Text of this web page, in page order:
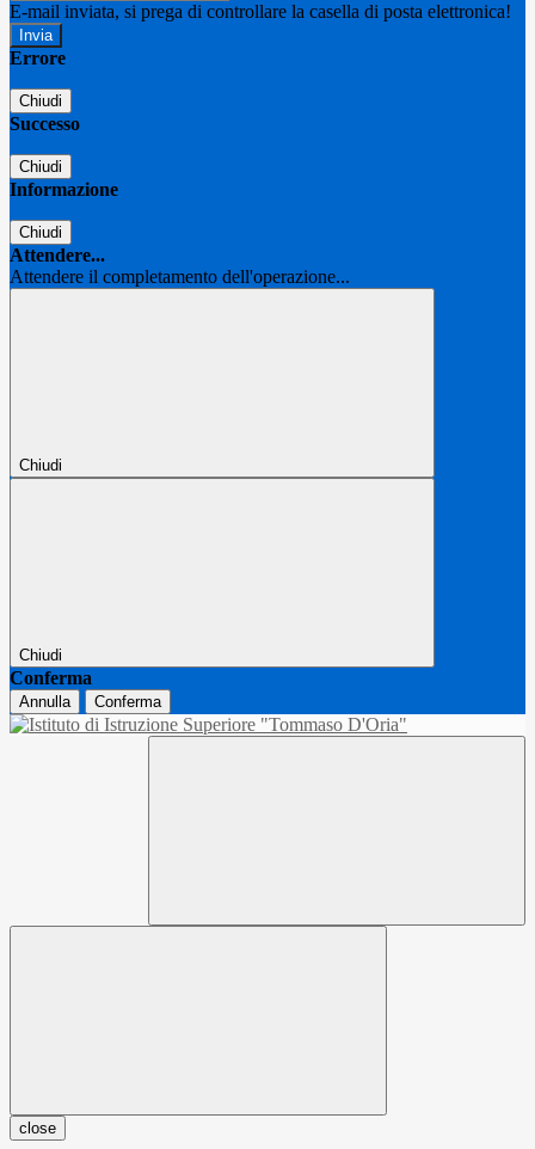
E-mail inviata, si prega di controllare la casella di posta elettronica!
Errore
Chiudi
Successo
Chiudi
Informazione
Chiudi
Attendere...
Attendere il completamento dell'operazione...
Chiudi
Chiudi
Conferma
Annulla Conferma
close